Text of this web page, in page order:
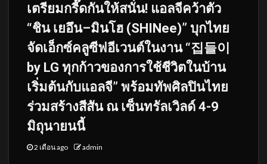
เตรียมกรี๊ดกันให้สนั่น! แอลจีคว้าตัว
“ชิน เยอึน–มินโฮ (SHINee)” บุกไทย
จัดเอ็กซ์คลูซีฟอีเวนต์ในงาน “집들이
by LG ทุกก้าวของการใช้ชีวิตในบ้าน
เริ่มต้นกับแอลจี” พร้อมทัพศิลปินไทย
ร่วมสร้างสีสัน ณ เซ็นทรัลเวิลด์ 4-9
มิถุนายนนี้
2 เดือน ago admin